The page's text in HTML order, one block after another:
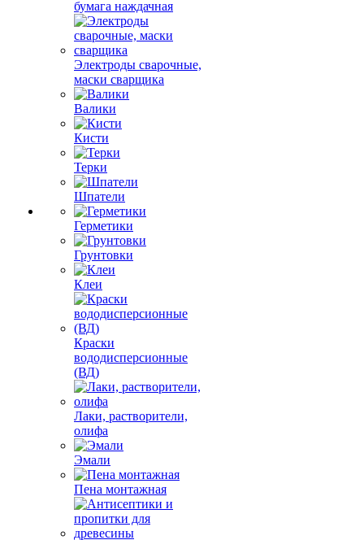
бумага наждачная
Электроды сварочные,
маски сварщика
Валики
Кисти
Терки
Шпатели
Герметики
Грунтовки
Клеи
Краски
вододисперсионные
(ВД)
Лаки, растворители,
олифа
Эмали
Пена монтажная